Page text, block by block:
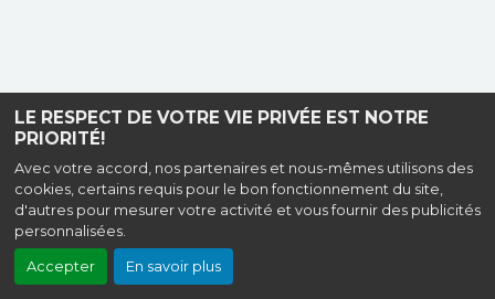
LE RESPECT DE VOTRE VIE PRIVÉE EST NOTRE
PRIORITÉ!
Avec votre accord, nos partenaires et nous-mêmes utilisons des
cookies, certains requis pour le bon fonctionnement du site,
d'autres pour mesurer votre activité et vous fournir des publicités
personnalisées.
Accepter En savoir plus